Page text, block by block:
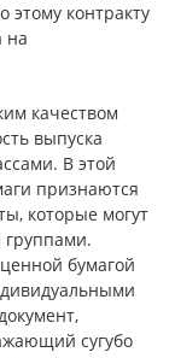
контракту
на
качеством
выпуска
В этой
признаются
которые могут
бумагой
сугубо